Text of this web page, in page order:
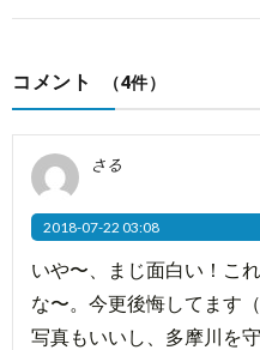
コメント （4件）
さる
2018-07-22 03:08
いや〜、まじ面白い！こ
な〜。今更後悔してます（
写真もいいし、多摩川を